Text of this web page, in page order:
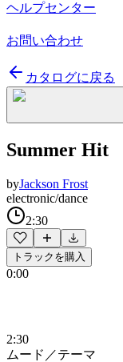
ヘルプセンター
お問い合わせ
カタログに戻る
Summer Hit
byJackson Frost
electronic/dance
2:30
トラックを購入
0:00
2:30
ムード／テーマ